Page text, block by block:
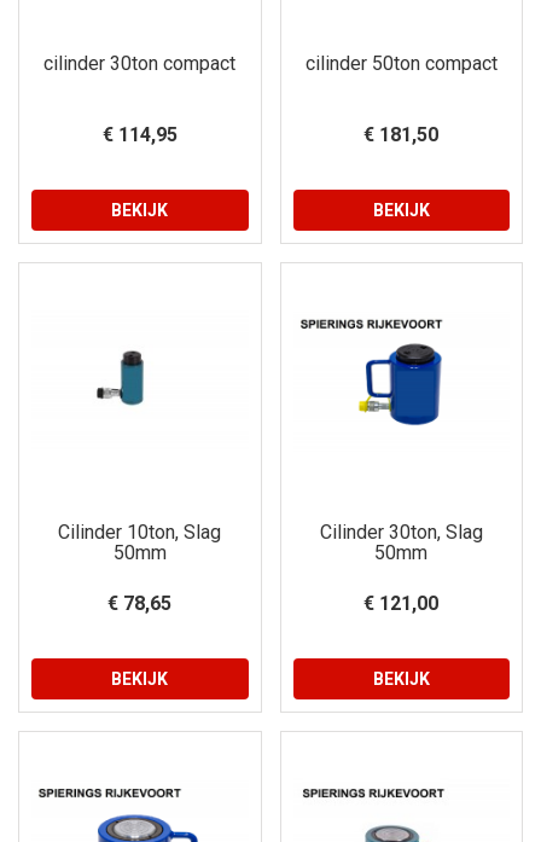
cilinder 30ton compact
€ 114,95
BEKIJK
cilinder 50ton compact
€ 181,50
BEKIJK
Cilinder 10ton, Slag
50mm
€ 78,65
BEKIJK
Cilinder 30ton, Slag
50mm
€ 121,00
BEKIJK